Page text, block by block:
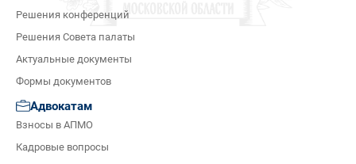
Решения конференций
Решения Совета палаты
Актуальные документы
Формы документов
Адвокатам
Взносы в АПМО
Кадровые вопросы